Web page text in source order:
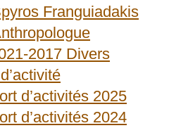
Franguiadakis
2017 Divers
d’activités 2025
d’activités 2024